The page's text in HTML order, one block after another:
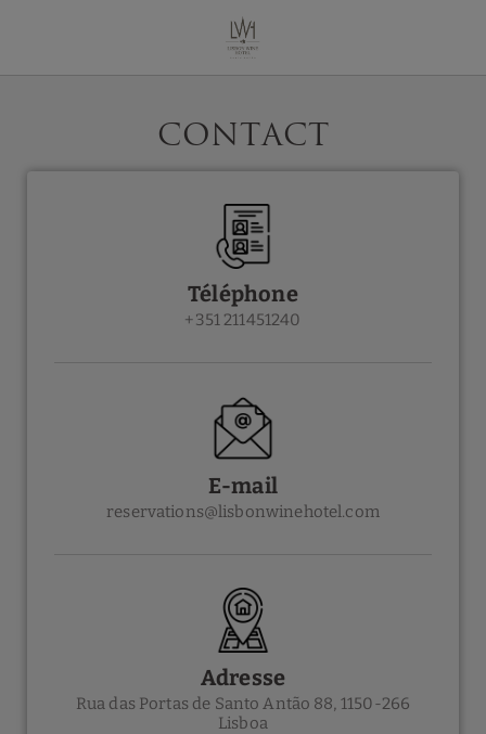
Contact
Téléphone
+351 211451240
E-mail
reservations@lisbonwinehotel.com
Adresse
Rua das Portas de Santo Antão 88, 1150-266
Lisboa